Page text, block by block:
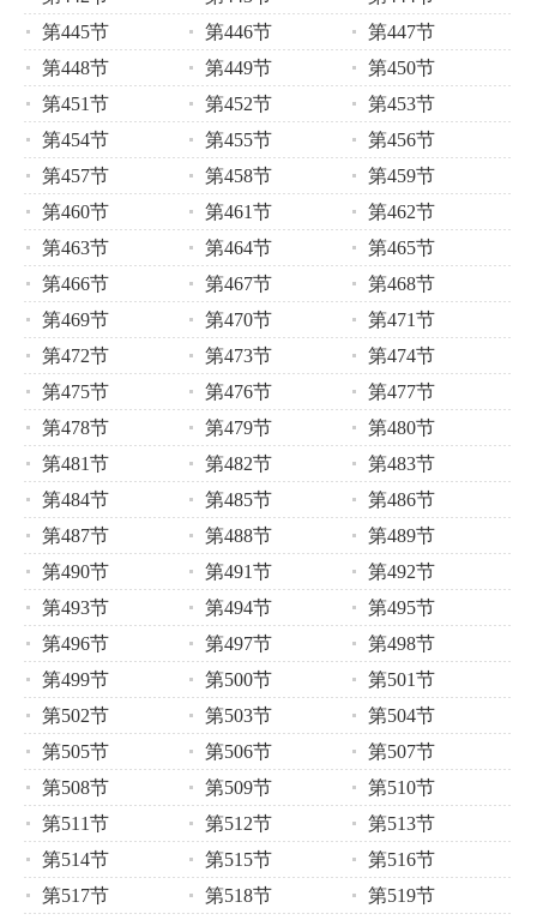
第445节
第446节
第447节
第448节
第449节
第450节
第451节
第452节
第453节
第454节
第455节
第456节
第457节
第458节
第459节
第460节
第461节
第462节
第463节
第464节
第465节
第466节
第467节
第468节
第469节
第470节
第471节
第472节
第473节
第474节
第475节
第476节
第477节
第478节
第479节
第480节
第481节
第482节
第483节
第484节
第485节
第486节
第487节
第488节
第489节
第490节
第491节
第492节
第493节
第494节
第495节
第496节
第497节
第498节
第499节
第500节
第501节
第502节
第503节
第504节
第505节
第506节
第507节
第508节
第509节
第510节
第511节
第512节
第513节
第514节
第515节
第516节
第517节
第518节
第519节